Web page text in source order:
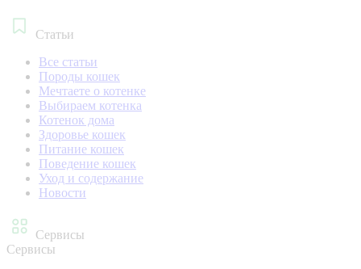
Статьи
Все статьи
Породы кошек
Мечтаете о котенке
Выбираем котенка
Котенок дома
Здоровье кошек
Питание кошек
Поведение кошек
Уход и содержание
Новости
Сервисы
Сервисы